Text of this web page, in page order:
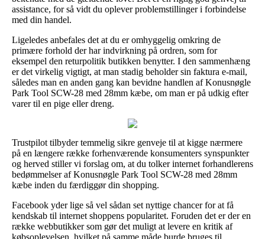
assistance, for så vidt du oplever problemstillinger i forbindelse
med din handel.
Ligeledes anbefales det at du er omhyggelig omkring de
primære forhold der har indvirkning på ordren, som for
eksempel den returpolitik butikken benytter. I den sammenhæng
er det virkelig vigtigt, at man stadig beholder sin faktura e-mail,
således man en anden gang kan bevidne handlen af Konusnøgle
Park Tool SCW-28 med 28mm kæbe, om man er på udkig efter
varer til en pige eller dreng.
Trustpilot tilbyder temmelig sikre genveje til at kigge nærmere
på en længere række forhenværende konsumenters synspunkter
og herved stiller vi forslag om, at du tolker internet forhandlerens
bedømmelser af Konusnøgle Park Tool SCW-28 med 28mm
kæbe inden du færdiggør din shopping.
Facebook yder lige så vel sådan set nyttige chancer for at få
kendskab til internet shoppens popularitet. Foruden det er der en
række webbutikker som gør det muligt at levere en kritik af
købsoplevelsen, hvilket på samme måde burde bruges til